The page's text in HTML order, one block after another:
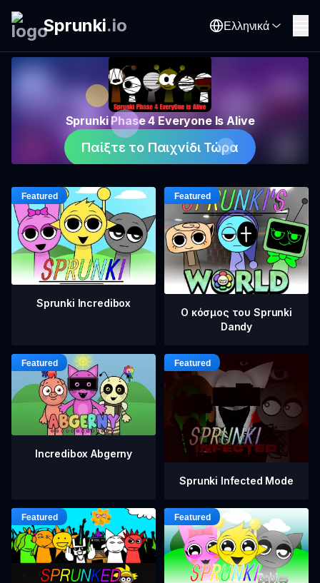
Sprunki.io Ελληνικά
Sprunki Phase 4 Everyone Is Alive
Παίξτε το Παιχνίδι Τώρα
Sprunki Incredibox
Ο κόσμος του Sprunki
Dandy
Incredibox Abgerny
Sprunki Infected Mode